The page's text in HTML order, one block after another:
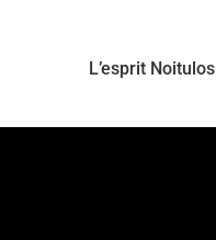
L’esprit Noitulos